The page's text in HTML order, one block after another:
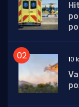
10